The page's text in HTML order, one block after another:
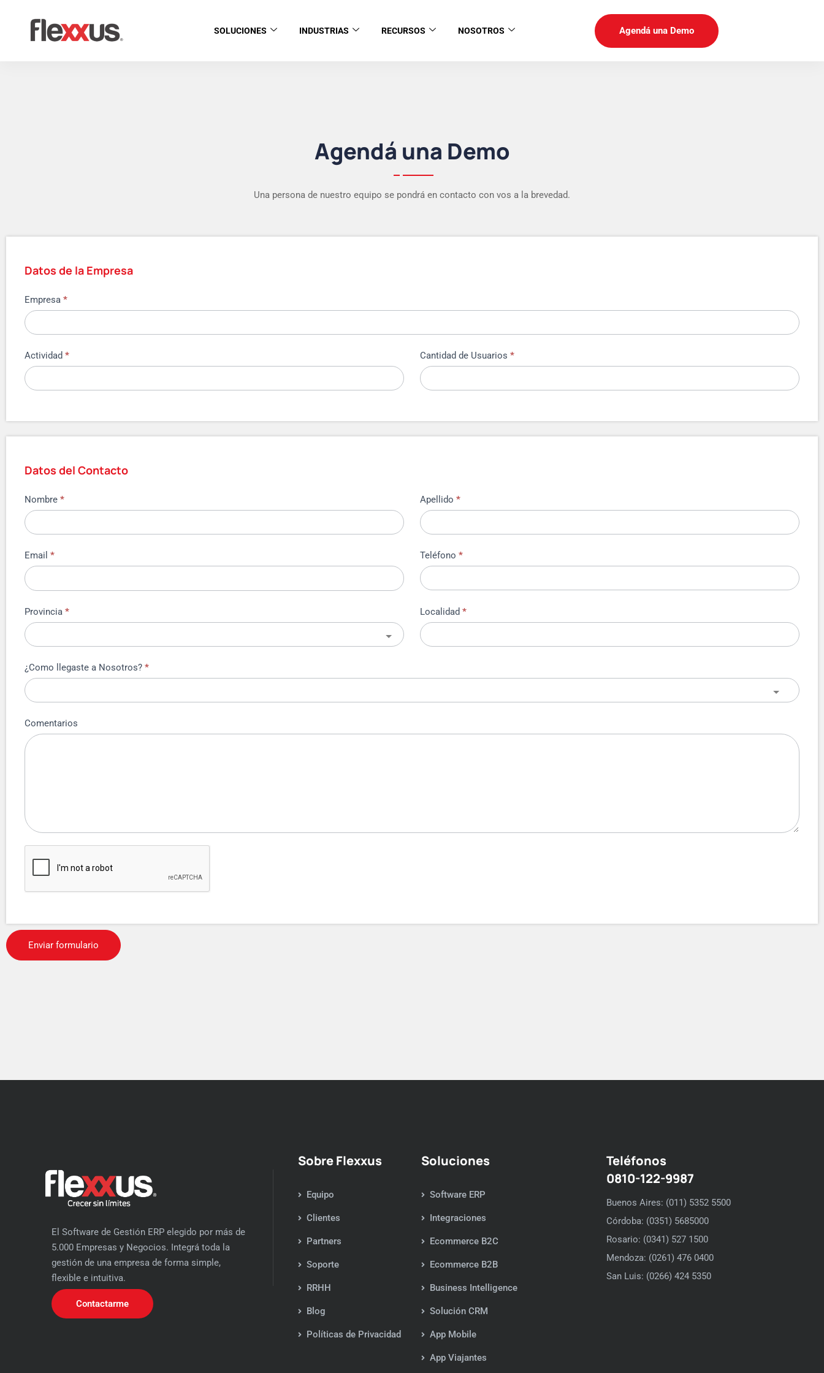
SOLUCIONES INDUSTRIAS RECURSOS NOSOTROS Agendá una Demo
Agendá una Demo
Una persona de nuestro equipo se pondrá en contacto con vos a la brevedad.
Datos de la Empresa
Empresa *
Actividad * Cantidad de Usuarios *
Datos del Contacto
Nombre * Apellido *
Email * Teléfono *
Provincia * Localidad *
¿Como llegaste a Nosotros? *
Comentarios
El Software de Gestión ERP elegido por más de
5.000 Empresas y Negocios. Integrá toda la
gestión de una empresa de forma simple,
flexible e intuitiva.
Contactarme
Sobre Flexxus
Equipo
Clientes
Partners
Soporte
RRHH
Blog
Políticas de Privacidad
Soluciones
Software ERP
Integraciones
Ecommerce B2C
Ecommerce B2B
Business Intelligence
Solución CRM
App Mobile
App Viajantes
Teléfonos
0810-122-9987
Buenos Aires: (011) 5352 5500
Córdoba: (0351) 5685000
Rosario: (0341) 527 1500
Mendoza: (0261) 476 0400
San Luis: (0266) 424 5350